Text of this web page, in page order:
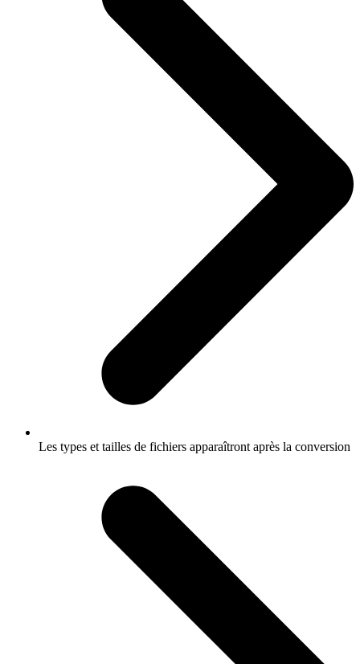
Les types et tailles de fichiers apparaîtront après la conversion